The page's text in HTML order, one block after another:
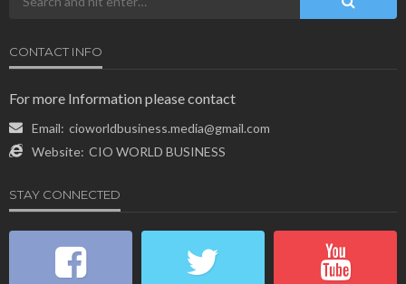
CONTACT INFO
For more Information please contact
Email: cioworldbusiness.media@gmail.com
Website: CIO WORLD BUSINESS
STAY CONNECTED